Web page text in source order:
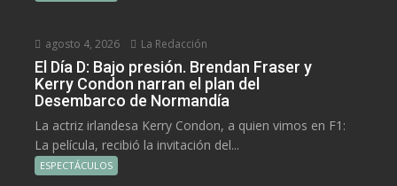
agosto 4, 2026 La Redacción
El Día D: Bajo presión. Brendan Fraser y
Kerry Condon narran el plan del
Desembarco de Normandía
La actriz irlandesa Kerry Condon, a quien vimos en F1:
La película, recibió la invitación del...
ESPECTÁCULOS